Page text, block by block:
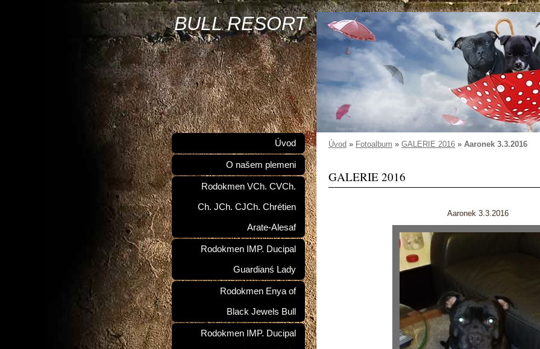
BULL RESORT
Úvod » Fotoalbum » GALERIE 2016 » Aaronek 3.3.2016
GALERIE 2016
Aaronek 3.3.2016
Úvod
O našem plemeni
Rodokmen VCh. CVCh.
Ch. JCh. CJCh. Chrétien
Arate-Alesaf
Rodokmen IMP. Ducipal
Guardianś Lady
Rodokmen Enya of
Black Jewels Bull
Rodokmen IMP. Ducipal